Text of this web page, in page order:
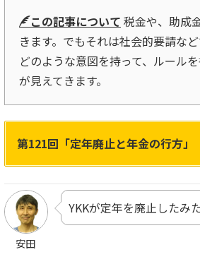
この記事について 税金や、助成
きます。でもそれは社会的要請な
どのような意図を持って、ルール
が見えてきます。
第121回「定年廃止と年金の行方」
安田
YKKが定年を廃止したみ